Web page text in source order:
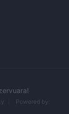
Powered by: